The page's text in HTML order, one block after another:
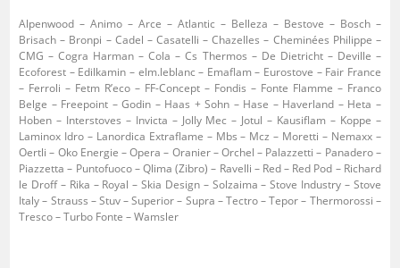
Alpenwood – Animo – Arce – Atlantic – Belleza – Bestove – Bosch –
Brisach – Bronpi – Cadel – Casatelli – Chazelles – Cheminées Philippe –
CMG – Cogra Harman – Cola – Cs Thermos – De Dietricht – Deville –
Ecoforest – Edilkamin – elm.leblanc – Emaflam – Eurostove – Fair France
– Ferroli – Fetm R’eco – FF-Concept – Fondis – Fonte Flamme – Franco
Belge – Freepoint – Godin – Haas + Sohn – Hase – Haverland – Heta –
Hoben – Interstoves – Invicta – Jolly Mec – Jotul – Kausiflam – Koppe –
Laminox Idro – Lanordica Extraflame – Mbs – Mcz – Moretti – Nemaxx –
Oertli – Oko Energie – Opera – Oranier – Orchel – Palazzetti – Panadero –
Piazzetta – Puntofuoco – Qlima (Zibro) – Ravelli – Red – Red Pod – Richard
le Droff – Rika – Royal – Skia Design – Solzaima – Stove Industry – Stove
Italy – Strauss – Stuv – Superior – Supra – Tectro – Tepor – Thermorossi –
Tresco – Turbo Fonte – Wamsler